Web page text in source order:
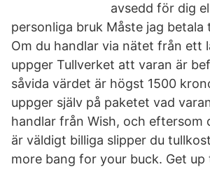
avsedd för dig
personliga bruk Måste jag betala
Om du handlar via nätet från ett
uppger Tullverket att varan är
såvida värdet är högst 1500
uppger själv på paketet vad
handlar från Wish, och eftersom
är väldigt billiga slipper du
more bang for your buck. Get